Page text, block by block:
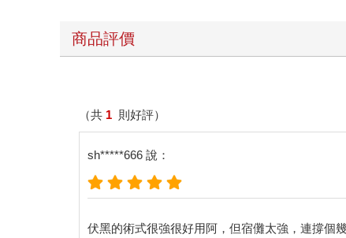
商品評價
（共 1 則好評）
sh*****666 說：
伏黑的術式很強很好用阿，但宿儺太強，連撐個